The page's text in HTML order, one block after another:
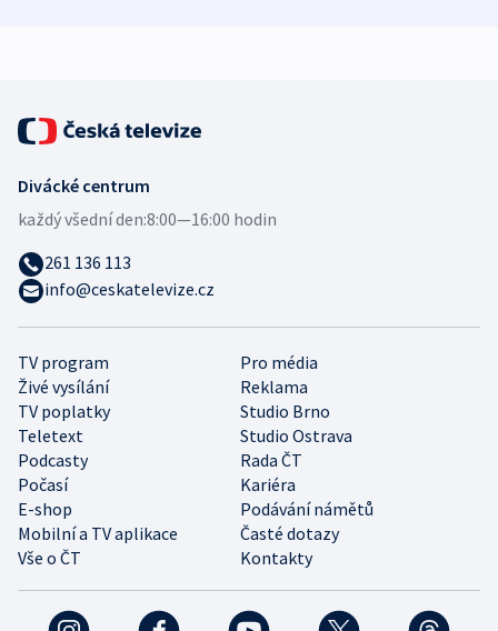
TV program
Pro média
Živé vysílání
Reklama
TV poplatky
Studio Brno
Teletext
Studio Ostrava
Podcasty
Rada ČT
Počasí
Kariéra
E-shop
Podávání námětů
Mobilní a TV aplikace
Časté dotazy
Vše o ČT
Kontakty
Divácké centrum
každý všední den:8:00—16:00 hodin
261 136 113
info@ceskatelevize.cz